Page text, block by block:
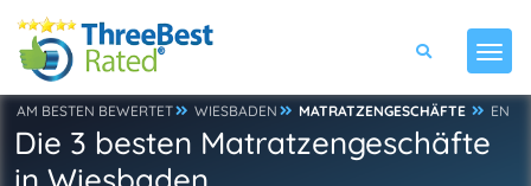
AM BESTEN BEWERTET WIESBADEN MATRATZENGESCHÄFTE EN
Die 3 besten Matratzengeschäfte